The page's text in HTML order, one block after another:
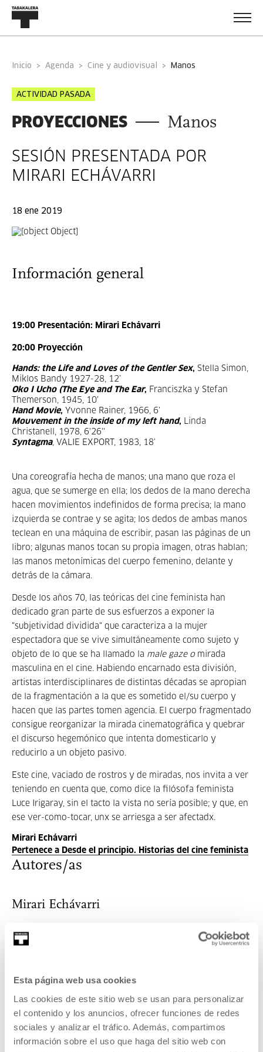
Esta página web usa cookies
Las cookies de este sitio web se usan para personalizar
el contenido y los anuncios, ofrecer funciones de redes
sociales y analizar el tráfico. Además, compartimos
información sobre el uso que haga del sitio web con
Inicio Agenda Cine y audiovisual manos
ACTIVIDAD PASADA
PROYECCIONES Manos
SESIÓN PRESENTADA POR
MIRARI ECHÁVARRI
18 ene 2019
Información general
19:00 Presentación: Mirari Echávarri
20:00 Proyección
Hands: the Life and Loves of the Gentler Sex, Stella Simon,
Miklos Bandy 1927-28, 12’
Oko I Ucho (The Eye and The Ear, Franciszka y Stefan
Themerson, 1945, 10’
Hand Movie, Yvonne Rainer, 1966, 6’
Mouvement in the inside of my left hand, Linda
Christanell, 1978, 6'26''
Syntagma, VALIE EXPORT, 1983, 18’
Una coreografía hecha de manos; una mano que roza el
agua, que se sumerge en ella; los dedos de la mano derecha
hacen movimientos indefinidos de forma precisa; la mano
izquierda se contrae y se agita; los dedos de ambas manos
teclean en una máquina de escribir, pasan las páginas de un
libro; algunas manos tocan su propia imagen, otras hablan;
las manos metonímicas del cuerpo femenino, delante y
detrás de la cámara.
Desde los años 70, las teóricas del cine feminista han
dedicado gran parte de sus esfuerzos a exponer la
"subjetividad dividida" que caracteriza a la mujer
espectadora que se vive simultáneamente como sujeto y
objeto de lo que se ha llamado la male gaze o mirada
masculina en el cine. Habiendo encarnado esta división,
artistas interdisciplinares de distintas décadas se apropian
de la fragmentación a la que es sometido el/su cuerpo y
hacen que las partes tomen agencia. El cuerpo fragmentado
consigue reorganizar la mirada cinematográfica y quebrar
el discurso hegemónico que intenta domesticarlo y
reducirlo a un objeto pasivo.
Este cine, vaciado de rostros y de miradas, nos invita a ver
teniendo en cuenta que, como dice la filósofa feminista
Luce Irigaray, sin el tacto la vista no sería posible; y que, en
ese ver-como-tocar, unx se arriesga a ser afectadx.
Mirari Echávarri
Pertenece a Desde el principio. Historias del cine feminista
Autores/as
Mirari Echávarri
Mirari Echávarri (Iruñea) es artista y docente. Licenci...
Mirari Echávarri
Mirari Echávarri (Iruñea) es artista y docente. Licenci...